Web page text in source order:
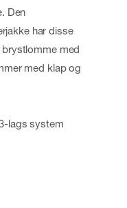
Den
har disse
med
med klap og
lags system